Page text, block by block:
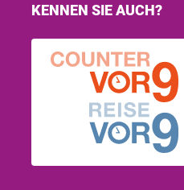
KENNEN SIE AUCH?